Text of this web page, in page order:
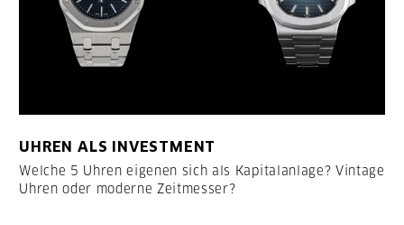
UHREN ALS INVESTMENT
Welche 5 Uhren eigenen sich als Kapitalanlage? Vintage
Uhren oder moderne Zeitmesser?